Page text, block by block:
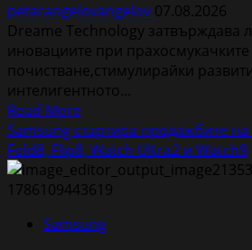
в
Prime
Video
petarangelovangelov 07.08.2026
Dreame Technology затвърждава
иновациите при
почистване,стимулирайки
интелигентното...
Read MoreRead
more
about
Dreame
прахосмукачки
мокро
Samsung стартира продажбите
Fold8, Flip8, Watch Ultra2 и Watch9
Samsung